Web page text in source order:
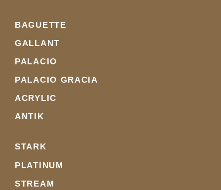
BAGUETTE
GALLANT
PALACIO
PALACIO GRACIA
ACRYLIC
ANTIK
STARK
PLATINUM
STREAM